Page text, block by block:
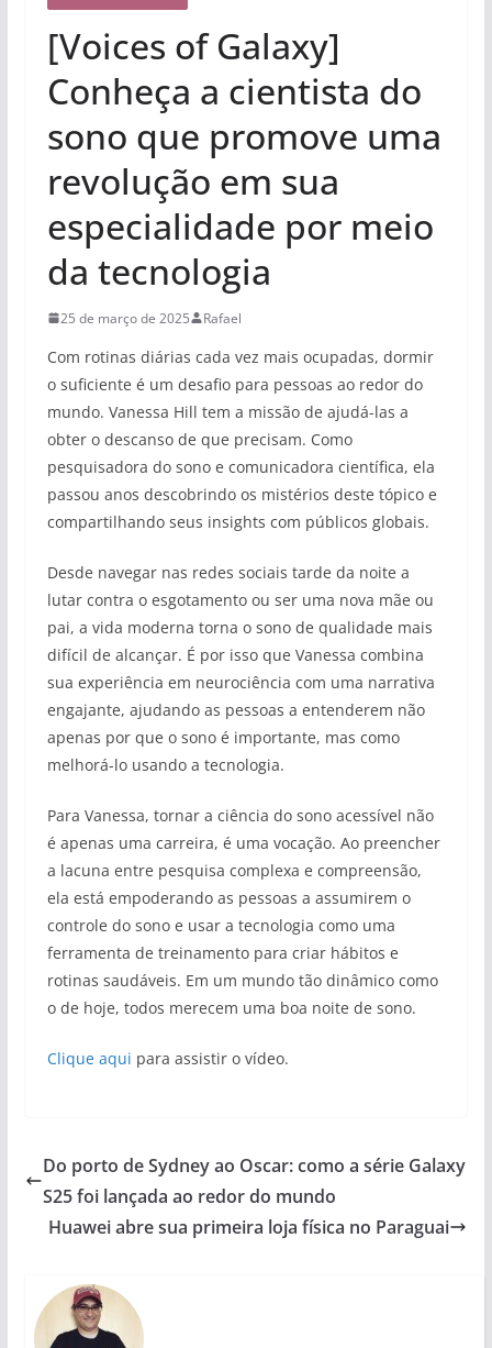
[Voices of Galaxy]
Conheça a cientista do
sono que promove uma
revolução em sua
especialidade por meio
da tecnologia
25 de março de 2025 Rafael
Com rotinas diárias cada vez mais ocupadas, dormir
o suficiente é um desafio para pessoas ao redor do
mundo. Vanessa Hill tem a missão de ajudá-las a
obter o descanso de que precisam. Como
pesquisadora do sono e comunicadora científica, ela
passou anos descobrindo os mistérios deste tópico e
compartilhando seus insights com públicos globais.
Desde navegar nas redes sociais tarde da noite a
lutar contra o esgotamento ou ser uma nova mãe ou
pai, a vida moderna torna o sono de qualidade mais
difícil de alcançar. É por isso que Vanessa combina
sua experiência em neurociência com uma narrativa
engajante, ajudando as pessoas a entenderem não
apenas por que o sono é importante, mas como
melhorá-lo usando a tecnologia.
Para Vanessa, tornar a ciência do sono acessível não
é apenas uma carreira, é uma vocação. Ao preencher
a lacuna entre pesquisa complexa e compreensão,
ela está empoderando as pessoas a assumirem o
controle do sono e usar a tecnologia como uma
ferramenta de treinamento para criar hábitos e
rotinas saudáveis. Em um mundo tão dinâmico como
o de hoje, todos merecem uma boa noite de sono.
Clique aqui para assistir o vídeo.
Do porto de Sydney ao Oscar: como a série Galaxy
S25 foi lançada ao redor do mundo
Huawei abre sua primeira loja física no Paraguai